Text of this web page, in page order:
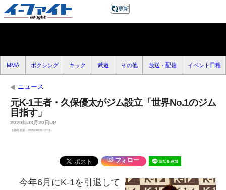
MMA ボクシング キック 武道 その他 放送・配信 イベント日程
ニュース
元K-1王者・久保優太がジム設立「世界No.1のジム
目指す」
2020年08月20日UP
（最終更新：2020/08/20 17:11）
フォロー
今年6月にK-1を引退して